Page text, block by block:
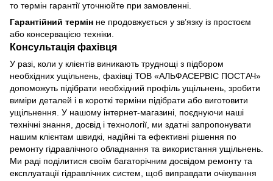
то термін гарантії уточнюйте при замовленні.
Гарантійний термін не продовжується у зв’язку із простоєм
або консервацією техніки.
Консультація фахівця
У разі, коли у клієнтів виникають труднощі з підбором
необхідних ущільнень, фахівці ТОВ «АЛЬФАСЕРВІС ПОСТАЧ»
допоможуть підібрати необхідний профіль ущільнень, зробити
виміри деталей і в короткі терміни підібрати або виготовити
ущільнення. У нашому інтернет-магазині, поєднуючи наші
технічні знання, досвід і технології, ми здатні запропонувати
нашим клієнтам швидкі, надійні та ефективні рішення по
ремонту гідравлічного обладнання та використання ущільнень.
Ми раді поділитися своїм багаторічним досвідом ремонту та
експлуатації гідравлічних систем, щоб виправдати очікування